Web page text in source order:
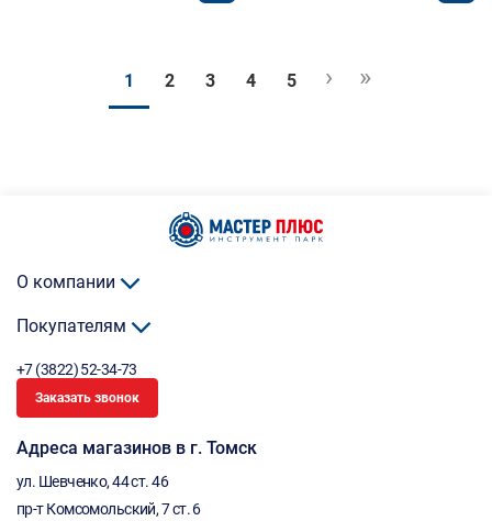
1 2 3 4 5 › »
О компании
Покупателям
+7 (3822) 52-34-73
Заказать звонок
Адреса магазинов в г. Томск
ул. Шевченко, 44 ст. 46
пр-т Комсомольский, 7 ст. 6